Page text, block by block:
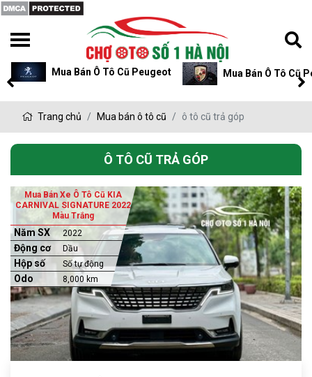
Mua Bán Ô Tô Cũ Peugeot Mua Bán Ô Tô Cũ
Trang chủ Mua bán ô tô cũ ô tô cũ trả góp
Ô TÔ CŨ TRẢ GÓP
Mua Bán Xe Ô Tô Cũ KIA
CARNIVAL SIGNATURE 2022
Màu Trắng
Năm SX 2022
Động cơ Dầu
Hộp số Số tự động
Odo 8,000 km